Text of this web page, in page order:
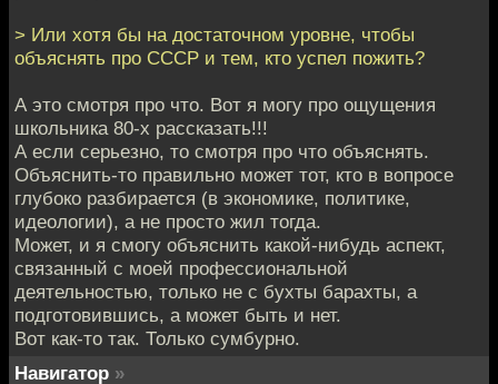
> Или хотя бы на достаточном уровне, чтобы
объяснять про СССР и тем, кто успел пожить?
А это смотря про что. Вот я могу про ощущения
школьника 80-х рассказать!!!
А если серьезно, то смотря про что объяснять.
Объяснить-то правильно может тот, кто в вопросе
глубоко разбирается (в экономике, политике,
идеологии), а не просто жил тогда.
Может, и я смогу объяснить какой-нибудь аспект,
связанный с моей профессиональной
деятельностью, только не с бухты барахты, а
подготовившись, а может быть и нет.
Вот как-то так. Только сумбурно.
Навигатор »